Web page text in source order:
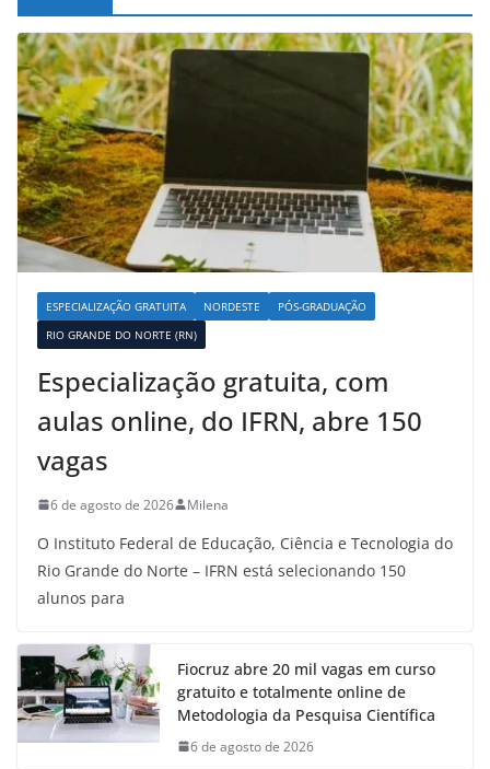
ESPECIALIZAÇÃO GRATUITA NORDESTE
PÓS-GRADUAÇÃO
RIO GRANDE DO NORTE (RN)
Especialização gratuita, com
aulas online, do IFRN, abre 150
vagas
6 de agosto de 2026 Milena
O Instituto Federal de Educação, Ciência e Tecnologia do
Rio Grande do Norte – IFRN está selecionando 150
alunos para
Fiocruz abre 20 mil vagas em curso
gratuito e totalmente online de
Metodologia da Pesquisa Científica
6 de agosto de 2026